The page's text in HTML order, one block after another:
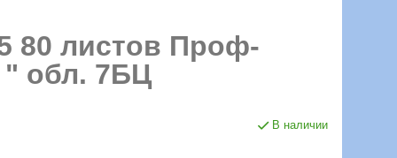
80 листов Проф-
" обл. 7БЦ
В наличии